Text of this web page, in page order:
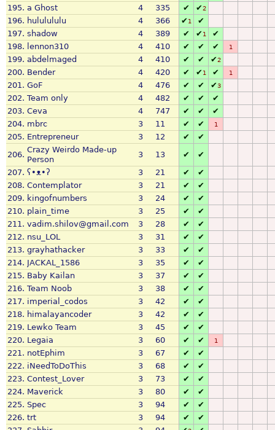
195. a Ghost 4 335 ✔ ✔2
196. hululululu 4 366 ✔1
✔
197. shadow 4 389 ✔ ✔1
✔
198. lennon310 4 410 ✔ ✔ ✔ 1
199. abdelmaged 4 410 ✔ ✔ ✔2
200. Bender 4 420 ✔ ✔1 ✔ 1
201. GoF 4 476 ✔ ✔ ✔3
202. Team only 4 482 ✔ ✔
✔
203. Ceva 4 747 ✔ ✔
✔
204. mbrc 3 11 ✔ ✔ 1
205. Entrepreneur 3 12 ✔
✔
206.
Crazy Weirdo Made-up
Person
3 13 ✔
✔
207. ʕ•ᴥ•ʔ 3 21 ✔
✔
208. Contemplator 3 21 ✔
✔
209. kingofnumbers 3 24 ✔
✔
210. plain_time 3 25 ✔
✔
211. vadim.shilov@gmail.com 3 28 ✔
✔
212. nsu_LOL 3 31 ✔
✔
213. grayhathacker 3 33 ✔
✔
214. JACKAL_1586 3 35 ✔
✔
215. Baby Kailan 3 37 ✔
✔
216. Team Noob 3 38 ✔
✔
217. imperial_codos 3 42 ✔
✔
218. himalayancoder 3 42 ✔
✔
219. Lewko Team 3 45 ✔
✔
220. Legaia 3 60 ✔ ✔ 1
221. notEphim 3 67 ✔
✔
222. iNeedToDoThis 3 68 ✔
✔
223. Contest_Lover 3 73 ✔
✔
224. Maverick 3 80 ✔
✔
225. Spec 3 94 ✔
✔
226. trt 3 94 ✔
✔